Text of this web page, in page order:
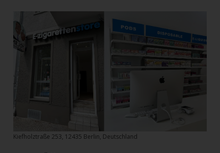
Kiefholztraße 253, 12435 Berlin, Deutschland